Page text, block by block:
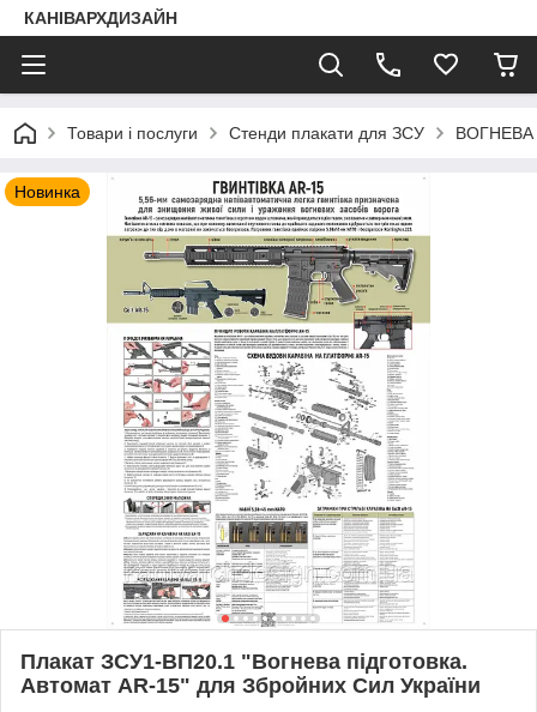
КАНІВАРХДИЗАЙН
Товари і послуги Стенди плакати для ЗСУ ВОГНЕВА
Новинка
Плакат ЗСУ1-ВП20.1 "Вогнева підготовка.
Автомат AR-15" для Збройних Сил України